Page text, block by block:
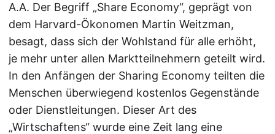
A.A. Der Begriff „Share Economy“, geprägt von
dem Harvard-Ökonomen Martin Weitzman,
besagt, dass sich der Wohlstand für alle erhöht,
je mehr unter allen Marktteilnehmern geteilt wird.
In den Anfängen der Sharing Economy teilten die
Menschen überwiegend kostenlos Gegenstände
oder Dienstleitungen. Dieser Art des
„Wirtschaftens“ wurde eine Zeit lang eine